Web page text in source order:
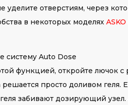
уделите отверстиям, через
в некоторых моделях ASKO
систему Auto Dose
функцией, откройте лючок с
просто доливом геля.
забивают дозирующий узел.